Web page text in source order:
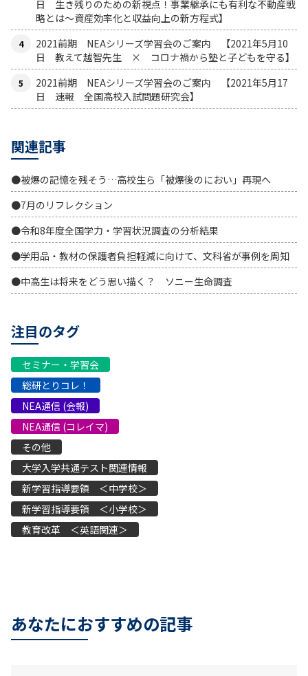
日 生き残りのための新視点！事業継承にも有利な不動産戦
略とは〜資産効率化と収益向上の新方程式】
2021前期 NEAシリーズ学習会のご案内 【2021年5月10
日 教えて越智先生 × コロナ禍から塾と子どもを守る】
2021前期 NEAシリーズ学習会のご案内 【2021年5月17
日 速報 全国高校入試問題研究会】
関連記事
●被爆の記憶を残そう…高校生ら「被爆後のにおい」再現へ
●7月のリフレクション
●令和8年度全国学力・学習状況調査の分析結果
●学用品・教材の保護者負担軽減に向けて、文科省が事例を周知
●中高生は将来をどう思い描く？ ソニー生命調査
注目のタグ
セミナー・学習会
総研とりコレ！
NEA通信 (会報)
NEA通信 (コレイマ)
その他
大学入学共通テスト関連情報
新学習指導要領 ＜中学校＞
新学習指導要領 ＜小学校＞
教育改革 ＜英語関連＞
あなたにおすすめの記事